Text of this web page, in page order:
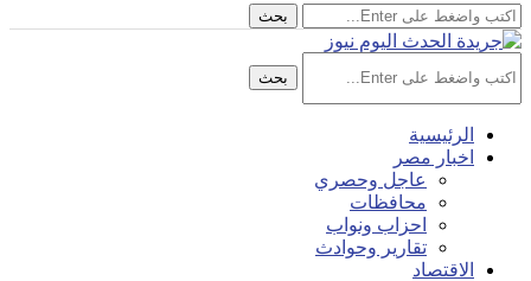
بحث
بحث
الرئيسية
اخبار مصر
عاجل وحصري
محافظات
احزاب ونواب
تقارير وحوادث
الاقتصاد